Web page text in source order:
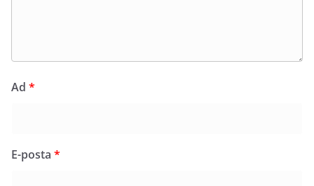
Ad *
E-posta *